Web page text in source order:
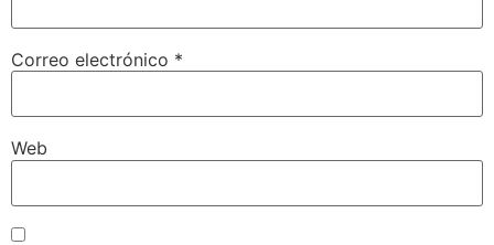
Correo electrónico *
Web